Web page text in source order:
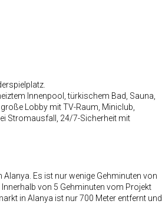
Innenpool, türkischem Bad, Sauna,
Lobby mit TV-Raum, Miniclub,
Stromausfall, 24/7-Sicherheit mit
Alanya. Es ist nur wenige Gehminuten von
von 5 Gehminuten vom Projekt
in Alanya ist nur 700 Meter entfernt und